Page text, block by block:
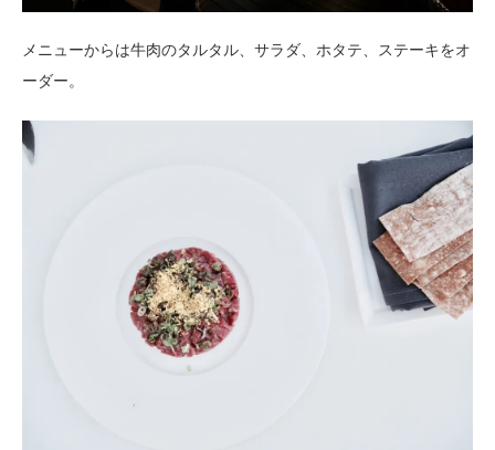
メニューからは牛肉のタルタル、サラダ、ホタテ、ステーキをオ
ーダー。